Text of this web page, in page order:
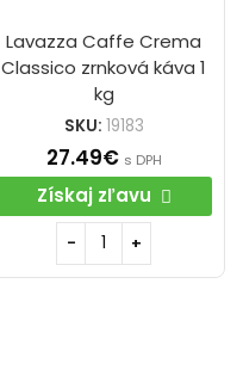
Lavazza Caffe Crema
Classico zrnková káva 1
kg
SKU: 19183
27.49€ s DPH
Získaj zľavu